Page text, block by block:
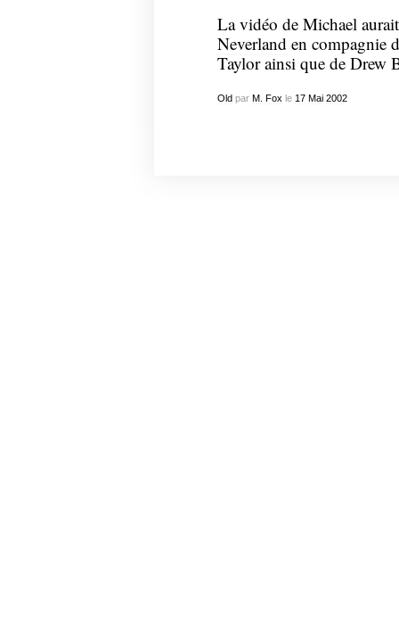
La vidéo de Michael
Neverlanden compagnie
Taylor ainsi que de
Old par M. Foxle 17 Mai 2002